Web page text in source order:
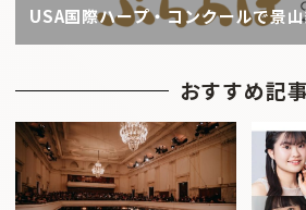
USA国際ハープ・コンクールで景
おすすめ記事